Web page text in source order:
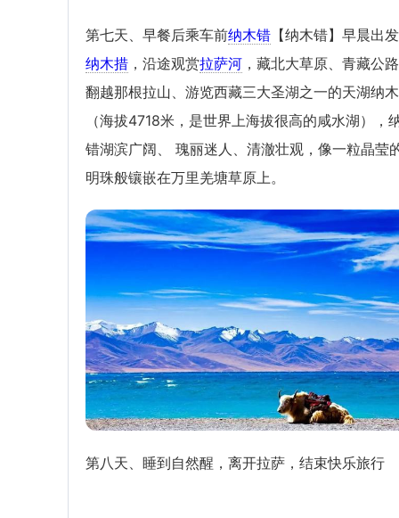
第七天、早餐后乘车前纳木错 【纳木错】早晨出
纳木措 ，沿途观赏拉萨河 ，藏北大草原、青藏公
翻越那根拉山、游览西藏三大圣湖之一的天湖纳
（海拔4718米，是世界上海拔很高的咸水湖），
错湖滨广阔、 瑰丽迷人、清澈壮观，像一粒晶莹
明珠般镶嵌在万里羌塘草原上。
第八天、睡到自然醒，离开拉萨，结束快乐旅行